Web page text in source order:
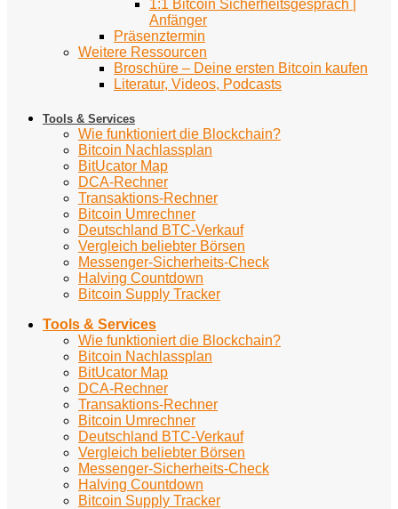
1:1 Bitcoin Sicherheitsgespräch |
Anfänger
Präsenztermin
Weitere Ressourcen
Broschüre – Deine ersten Bitcoin kaufen
Literatur, Videos, Podcasts
Tools & Services
Wie funktioniert die Blockchain?
Bitcoin Nachlassplan
BitUcator Map
DCA-Rechner
Transaktions-Rechner
Bitcoin Umrechner
Deutschland BTC-Verkauf
Vergleich beliebter Börsen
Messenger-Sicherheits-Check
Halving Countdown
Bitcoin Supply Tracker
Tools & Services
Wie funktioniert die Blockchain?
Bitcoin Nachlassplan
BitUcator Map
DCA-Rechner
Transaktions-Rechner
Bitcoin Umrechner
Deutschland BTC-Verkauf
Vergleich beliebter Börsen
Messenger-Sicherheits-Check
Halving Countdown
Bitcoin Supply Tracker